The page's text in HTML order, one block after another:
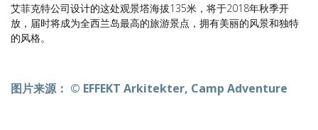
艾菲克特公司设计的这处观景塔海拔135米，将于2018年秋季开
放，届时将成为全西兰岛最高的旅游景点，拥有美丽的风景和独特
的风格。
图片来源： © EFFEKT Arkitekter, Camp Adventure